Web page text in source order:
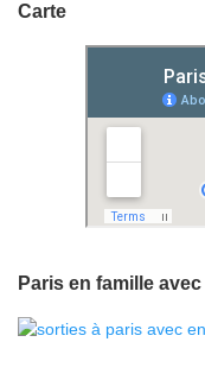
Carte
Paris en famille avec